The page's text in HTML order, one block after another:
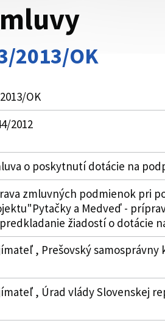
2013/OK
OK
2012
o poskytnutí dotácie na
zmluvných podmienok pri
a Medveď -
žiadostí o dotácie
, Prešovský samosprávny
, Úrad vlády Slovenskej